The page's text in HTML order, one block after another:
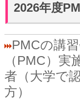
2026年度
PMCの講
（PMC）
者（大学で
方）